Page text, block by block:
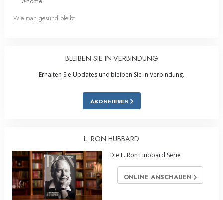
Wie man gesund bleibt
BLEIBEN SIE IN VERBINDUNG
Erhalten Sie Updates und bleiben Sie in Verbindung.
ABONNIEREN
L. RON HUBBARD
Die L. Ron Hubbard Serie
ONLINE ANSCHAUEN